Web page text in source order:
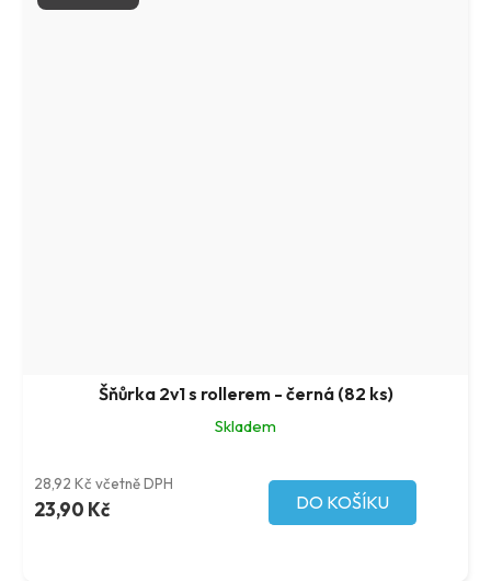
Šňůrka 2v1 s rollerem - černá (82 ks)
Skladem
28,92 Kč včetně DPH
23,90 Kč DO KOŠÍKU